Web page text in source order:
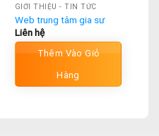
GIỚI THIỆU - TIN TỨC
Web trung tâm gia sư
Liên hệ
Thêm Vào Giỏ
Hàng